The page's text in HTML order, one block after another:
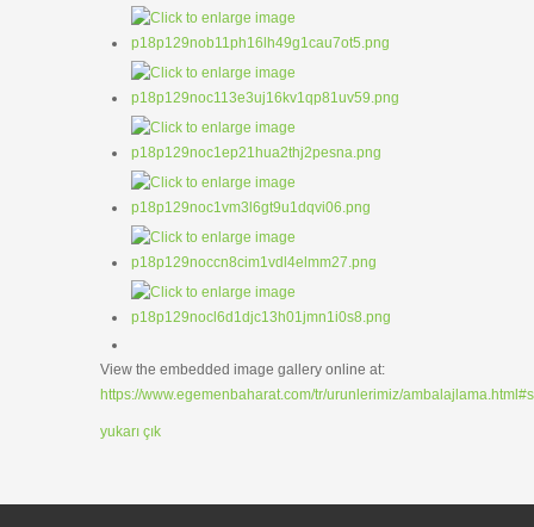
View the embedded image gallery online at:
https://www.egemenbaharat.com/tr/urunlerimiz/
yukarı çık